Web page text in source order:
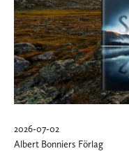
2026-07-02
Albert Bonniers Förlag